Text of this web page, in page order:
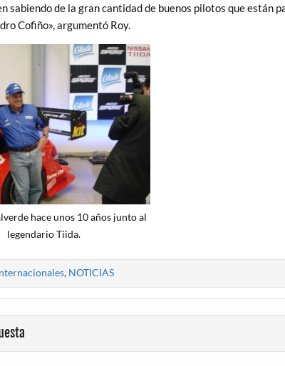
sabiendo de la gran cantidad de buenos pilotos que están
Cofiño», argumentó Roy.
hace unos 10 años junto al
legendario Tiida.
, NOTICIAS